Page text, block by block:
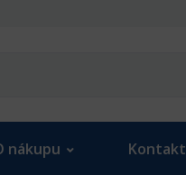
nákupu Kontakt